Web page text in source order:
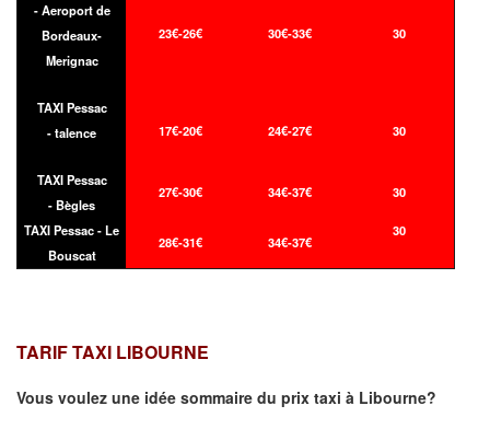
- Aeroport de
Bordeaux-
Merignac
23€-26€ 30€-33€ 30
TAXI Pessac
- talence
17€-20€ 24€-27€ 30
TAXI Pessac
- Bègles
27€-30€ 34€-37€ 30
TAXI Pessac - Le
Bouscat
28€-31€ 34€-37€
30
TARIF TAXI LIBOURNE
Vous voulez une idée sommaire du prix taxi à Libourne?